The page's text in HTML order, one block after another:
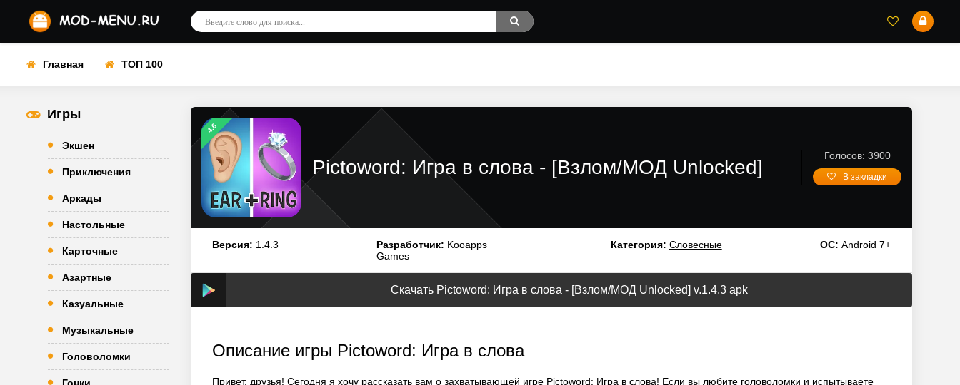
Главная ТОП 100
Игры
Экшен
Приключения
Аркады
Настольные
Карточные
Азартные
Казуальные
Музыкальные
Головоломки
4.6
Pictoword: Игра в слова - [Взлом/МОД Unlocked]
Голосов: 3900
В закладки
Версия: 1.4.3 Разработчик: Kooapps
Games
Категория: Словесные ОС: Android 7+
Скачать Pictoword: Игра в слова - [Взлом/МОД Unlocked] v.1.4.3 apk
Описание игры Pictoword: Игра в слова
Привет, друзья! Сегодня я хочу рассказать вам о захватывающей игре Pictoword: Игра в слова! Если вы любите головоломки и испытываете